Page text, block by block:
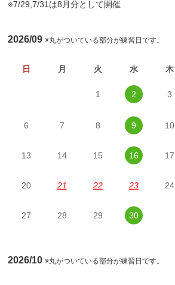
※7/29,7/31は8月分として開催
2026/09※丸がついている部分が練習日です。
日 月 火 水 木
1 2 3
6 7 8 9 10
13 14 15 16 17
20 21 22 23 24
27 28 29 30
2026/10※丸がついている部分が練習日です。